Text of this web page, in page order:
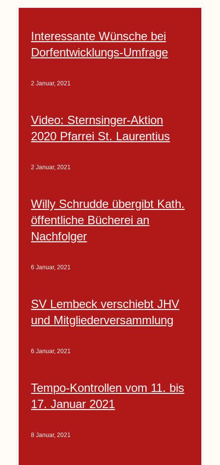
Interessante Wünsche bei
Dorfentwicklungs-Umfrage
2 Januar, 2021
Video: Sternsinger-Aktion
2020 Pfarrei St. Laurentius
2 Januar, 2021
Willy Schrudde übergibt Kath.
öffentliche Bücherei an
Nachfolger
6 Januar, 2021
SV Lembeck verschiebt JHV
und Mitgliederversammlung
6 Januar, 2021
Tempo-Kontrollen vom 11. bis
17. Januar 2021
8 Januar, 2021